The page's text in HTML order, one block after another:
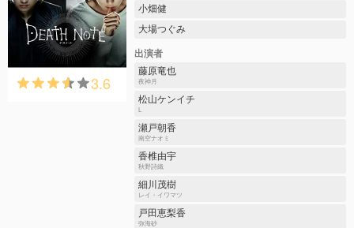
3.6
小畑健
大場つぐみ
出演者
藤原竜也
夜神月
松山ケンイチ
L
瀬戸朝香
南空ナオミ
香椎由宇
秋野詩織
細川茂樹
レイ・イワマツ
戸田恵梨香
弥海砂